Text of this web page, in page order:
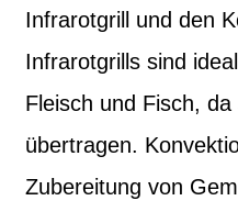
Infrarotgrill und den
Infrarotgrills sind
Fleisch und Fisch,
übertragen.
Zubereitung von